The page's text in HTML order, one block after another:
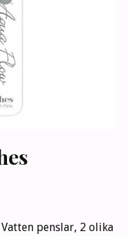
penslar, 2 olika